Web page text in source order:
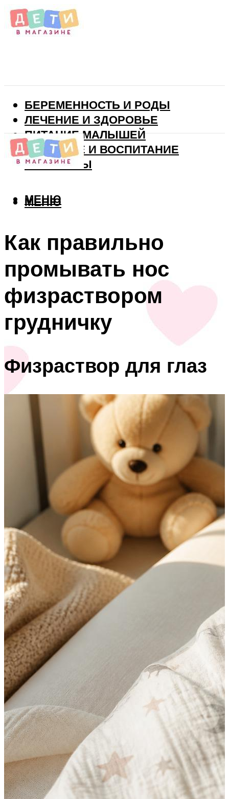
БЕРЕМЕННОСТЬ И РОДЫ
ЛЕЧЕНИЕ И ЗДОРОВЬЕ
ПИТАНИЕ МАЛЫШЕЙ
РАЗВИТИЕ И ВОСПИТАНИЕ
ВИТАМИНЫ
МЕНЮ
МЕНЮ
Как правильно
промывать нос
физраствором
грудничку
Физраствор для глаз